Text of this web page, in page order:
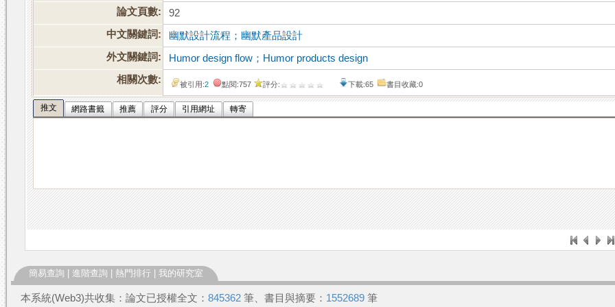
論文頁數:
92
中文關鍵詞:
幽默設計流程；幽默產品設計
外文關鍵詞:
Humor design flow；Humor products design
相關次數:
被引用:2 點閱:757 評分: 下載:65 書目收藏:0
推文 網路書籤 推薦 評分 引用網址 轉寄
簡易查詢 進階查詢 熱門排行 我的研究室
本系統(Web3)共收集：論文已授權全文： 845362 筆、書目與摘要： 1552689 筆